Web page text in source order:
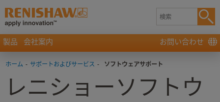
製品 会社案内 お問い合わせ
ホーム - サポートおよびサービス - ソフトウェアサポート
レニショーソフトウ